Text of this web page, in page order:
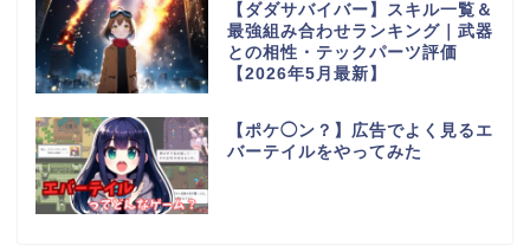
【ダダサバイバー】スキル一覧＆
最強組み合わせランキング｜武器
との相性・テックパーツ評価
【2026年5月最新】
【ポケ◯ン？】広告でよく見るエ
バーテイルをやってみた